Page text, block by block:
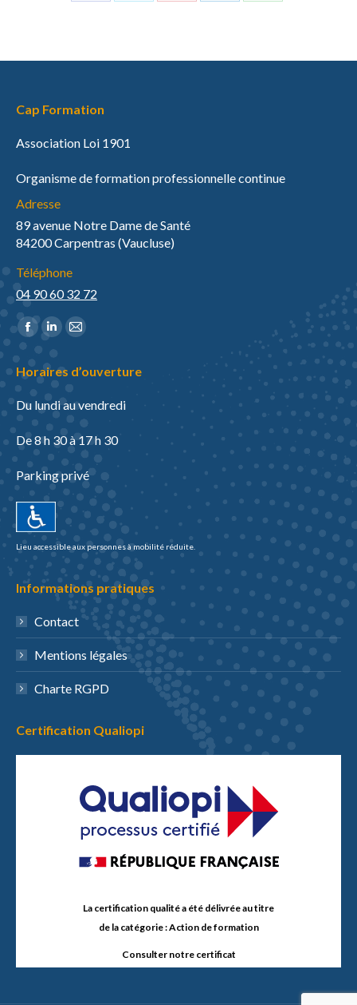
Cap Formation
Association Loi 1901
Organisme de formation professionnelle continue
Adresse
89 avenue Notre Dame de Santé
84200 Carpentras (Vaucluse)
Téléphone
04 90 60 32 72
Trouvez nous sur :
La
Facebook
s'ouvre
une
fenêtre
La
LinkedIn
s'ouvre
une
fenêtre
La
E-
dans
nouvelle
Horaires d’ouverture
Du lundi au vendredi
De 8 h 30 à 17 h 30
Parking privé
Lieu accessible aux personnes à mobilité réduite.
Informations pratiques
Contact
Mentions légales
Charte RGPD
Certification Qualiopi
La certification qualité a été délivrée au titre
de la catégorie : Action de formation
Consulter notre certificat